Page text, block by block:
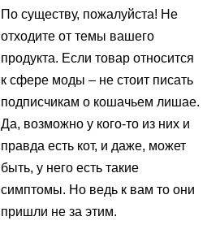
По существу, пожалуйста! Не
отходите от темы вашего
продукта. Если товар относится
к сфере моды – не стоит писать
подписчикам о кошачьем лишае.
Да, возможно у кого-то из них и
правда есть кот, и даже, может
быть, у него есть такие
симптомы. Но ведь к вам то они
пришли не за этим.